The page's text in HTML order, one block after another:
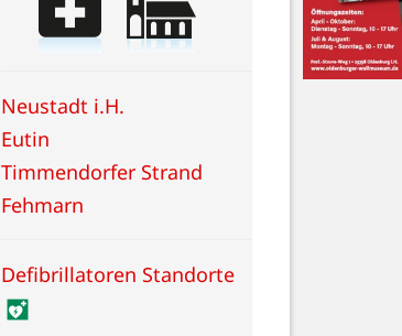
Neustadt i.H.
Eutin
Timmendorfer Strand
Fehmarn
Defibrillatoren Standorte